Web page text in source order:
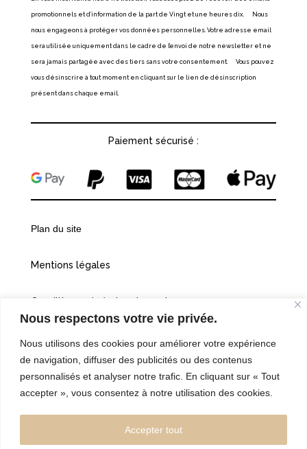
Nous respectons votre vie privée.
Nous utilisons des cookies pour améliorer votre expérience
de navigation, diffuser des publicités ou des contenus
personnalisés et analyser notre trafic. En cliquant sur « Tout
accepter », vous consentez à notre utilisation des cookies.
Accepter tout
promotionnels et d’information de la part de Vingt et une heures dix. Nous
nous engageons à protéger vos données personnelles. Votre adresse email
sera utilisée uniquement dans le cadre de l’envoi de notre newsletter et ne
sera jamais partagée avec des tiers sans votre consentement. Vous pouvez
vous désinscrire à tout moment en cliquant sur le lien de désinscription
présent dans chaque email.
Paiement sécurisé :
Plan du site
Mentions légales
Conditions générales de vente
Politiques de confidentialité
Cookies